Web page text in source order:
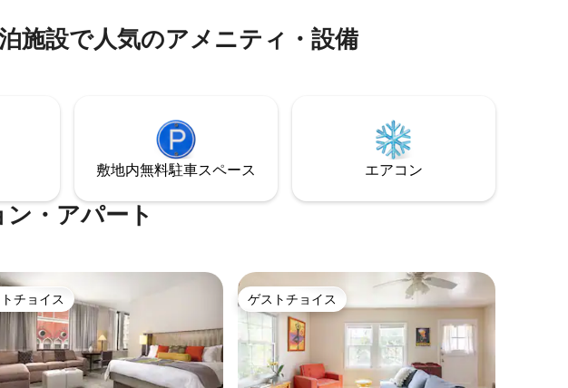
1月に新しいツインベ
しました。 ポイントまで30
ら、この豪華な空間は完璧な逃避場所で
す。 無料の敷地内駐車場、24時間365日
大学バークレー校、エマーリービルマリ
ーナ、シリコンバレーへのアクセス
施設で人気のアメニティ・設備
敷地内無料駐⁠車ス⁠ペ⁠ー⁠ス エアコン
・アパート
トチョイス
チョイス ゲストチョイス
ゲストチョイス